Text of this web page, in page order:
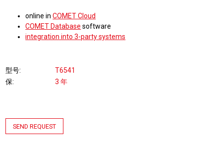
online inCOMET Cloud
COMET Database software
integration into 3-party systems
型号
T6541
保
3 年
SEND REQUEST